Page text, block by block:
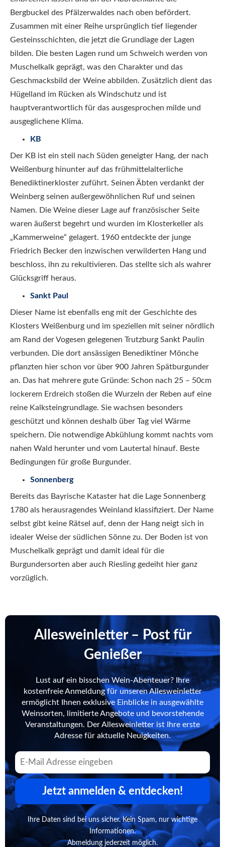
Bergbuckel des Pfälzerwaldes nach oben befördert.
Zusammen mit einer Reihe ursprünglich tief liegender
Gesteinsschichten, die jetzt die Grundlage der Lagen
bilden. Die besten Lagen rund um Schweich werden von
Muschelkalk geprägt, was den Charakter und das
Geschmacksbild der Weine abbilden. Zusätzlich dient das
Hügelland im Rücken als Windschutz und ist
hauptverantwortlich für das ausgesprochen milde und
ausgeglichene Klima.
KB
Der KB ist ein steil nach Süden geneigter Hang, der nach
Weißenburg hinunter auf das frühmittelalterliche
Benediktinerkloster zuführt. Seinen Äbten verdankt der
Weinberg seinen außergewöhnlichen Ruf und seinen
Namen. Die Weine dieser Lage auf französischer Seite
waren äußerst begehrt und wurden im Klosterkeller als
„Kammerweine“ gelagert. 1960 entdeckte der junge
Friedrich Becker den inzwischen verwilderten Hang und
beschloss, ihn zu rekultivieren. Das stellte sich als wahrer
Glücksgriff heraus.
Sankt Paul
Dieser Name ist ebenfalls eng mit der Geschichte des
Klosters Weißenburg und im speziellen mit seiner nördlich
am Rand der Vogesen gelegenen Trutzburg Sankt Paulin
verbunden. Die dort ansässigen Benediktiner Mönche
pflanzten hier schon vor über 900 Jahren Spätburgunder
an. Das hat mehrere gute Gründe: Schon nach 25 – 50cm
lockerem Erdreich stoßen die Wurzeln der Reben auf eine
reine Kalksteingrundlage. Sie wachsen besonders
geschützt und können deshalb über Tag viel Wärme
speichern. Die notwendige Abkühlung kommt nachts vom
nahen Wald herunter und vom Lautertal hinauf. Beste
Bedingungen für große Burgunder.
Sonnenberg
Bereits das Bayrische Kataster hat die Lage Sonnenberg
1780 als herausragendes Weinland klassifiziert. Der Name
selbst gibt keine Rätsel auf, denn der Hang neigt sich in
idealer Weise der südlichen Sönne zu. Der Boden ist von
Muschelkalk geprägt und damit ideal für die
Burgundersorten aber auch Riesling gedeiht hier ganz
vorzüglich.
Allesweinletter – Post für
Genießer
Lust auf ein bisschen Wein-Abenteuer? Ihre
kostenfreie Anmeldung für unseren Allesweinletter
ermöglicht Ihnen exklusive Einblicke in ausgewählte
Weinsorten, limitierte Angebote und bevorstehende
Veranstaltungen. Der Allesweinletter ist Ihre erste
Adresse für aktuelle Neuigkeiten.
Jetzt anmelden & entdecken!
Ihre Daten sind bei uns sicher. Kein Spam, nur wichtige
Informationen.
Abmeldung jederzeit möglich.